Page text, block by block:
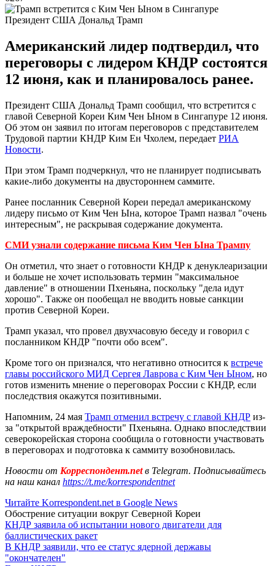
Президент США Дональд Трамп
Американский лидер подтвердил, что
переговоры с лидером КНДР состоятся
12 июня, как и планировалось ранее.
Президент США Дональд Трамп сообщил, что встретится с
главой Северной Кореи Ким Чен Ыном в Сингапуре 12 июня.
Об этом он заявил по итогам переговоров с представителем
Трудовой партии КНДР Ким Ен Чхолем, передает РИА
Новости.
При этом Трамп подчеркнул, что не планирует подписывать
какие-либо документы на двустороннем саммите.
Ранее посланник Северной Кореи передал американскому
лидеру письмо от Ким Чен Ына, которое Трамп назвал "очень
интересным", не раскрывая содержание документа.
СМИ узнали содержание письма Ким Чен Ына Трампу
Он отметил, что знает о готовности КНДР к денуклеаризации
и больше не хочет использовать термин "максимальное
давление" в отношении Пхеньяна, поскольку "дела идут
хорошо". Также он пообещал не вводить новые санкции
против Северной Кореи.
Трамп указал, что провел двухчасовую беседу и говорил с
посланником КНДР "почти обо всем".
Кроме того он признался, что негативно относится к встрече
главы российского МИД Сергея Лаврова с Ким Чен Ыном, но
готов изменить мнение о переговорах России с КНДР, если
последствия окажутся позитивными.
Напомним, 24 мая Трамп отменил встречу с главой КНДР из-
за "открытой враждебности" Пхеньяна. Однако впоследствии
северокорейская сторона сообщила о готовности участвовать
в переговорах и подготовка к саммиту возобновилась.
Новости от Корреспондент.netв Telegram. Подписывайтесь
на наш канал https://t.me/korrespondentnet
Читайте Korrespondent.net в Google News
Обострение ситуации вокруг Северной Кореи
КНДР заявила об испытании нового двигатели для
баллистических ракет
В КНДР заявили, что ее статус ядерной державы
"окончателен"